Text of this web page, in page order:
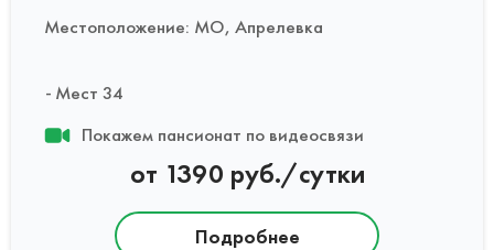
Местоположение: МО, Апрелевка
Мест 34
Покажем пансионат по видеосвязи
от 1390 руб./сутки
Подробнее